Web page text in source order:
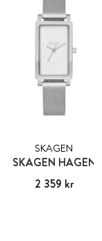
SKAGEN
SKAGEN HAGEN
Pris :2 359 kr
2 359 kr